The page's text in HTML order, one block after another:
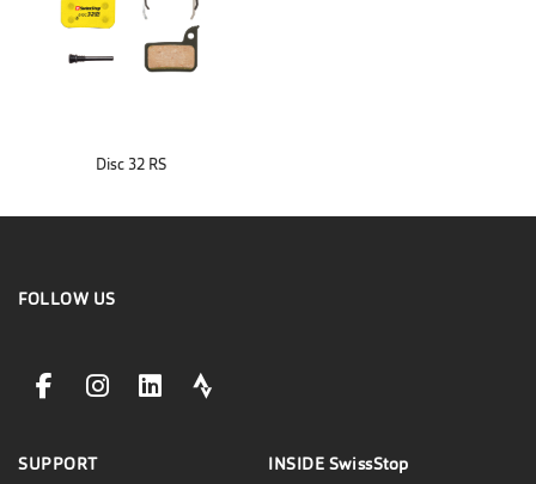
Disc 32 RS
FOLLOW US
facebookLink
instagramLink
linkedinLinkstravaLink
SUPPORT INSIDE SwissStop